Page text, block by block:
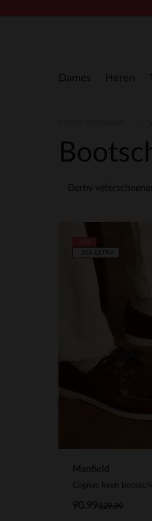
Dames Heren
Derby
Manfield
Cognac leren
129.99
90.99
-10% EXTRA